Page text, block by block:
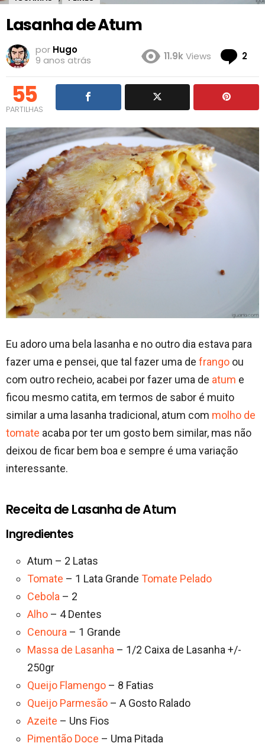
Lasanha de Atum
por Hugo
9 anos atrás
11.9kViews 2
55
PARTILHAS
Eu adoro uma bela lasanha e no outro dia estava para
fazer uma e pensei, que tal fazer uma de frango ou
com outro recheio, acabei por fazer uma de atum e
ficou mesmo catita, em termos de sabor é muito
similar a uma lasanha tradicional, atum com molho de
tomate acaba por ter um gosto bem similar, mas não
deixou de ficar bem boa e sempre é uma variação
interessante.
Receita de Lasanha de Atum
Ingredientes
Atum – 2 Latas
Tomate – 1 Lata Grande Tomate Pelado
Cebola – 2
Alho – 4 Dentes
Cenoura – 1 Grande
Massa de Lasanha – 1/2 Caixa de Lasanha +/-
250gr
Queijo Flamengo – 8 Fatias
Queijo Parmesão – A Gosto Ralado
Azeite – Uns Fios
Pimentão Doce – Uma Pitada